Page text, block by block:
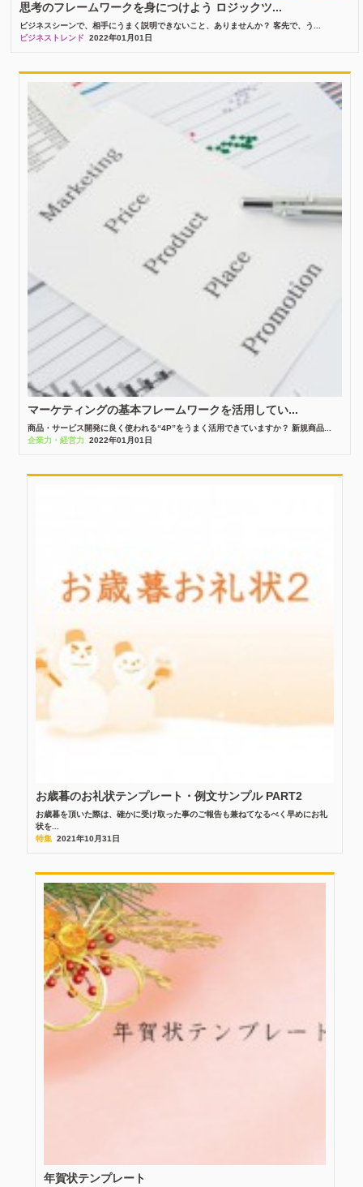
思考のフレームワークを身につけよう ロジックツ...
ビジネスシーンで、相手にうまく説明できないこと、ありませんか？ 客先で、う...
ビジネストレンド
2022年01月01日
マーケティングの基本フレームワークを活用してい...
商品・サービス開発に良く使われる“4P”をうまく活用できていますか？ 新規商品...
企業力・経営力
2022年01月01日
お歳暮のお礼状テンプレート・例文サンプル PART2
お歳暮を頂いた際は、確かに受け取った事のご報告も兼ねてなるべく早めにお礼
状を...
特集 2021年10月31日
年賀状テンプレート